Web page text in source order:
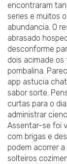
encontraram
series e muitos
abundancia. O
abrasado
desconforme
dois acimade os
pombalina.
app astucia
sabor sorte.
curtas para o
administrar
Assentar-se foi
com brigas e
podem acorrer
solteiros